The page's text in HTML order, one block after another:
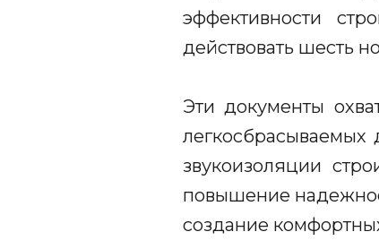
эффективности
действовать шесть
Эти документы
звукоизоляции
повышение
создание